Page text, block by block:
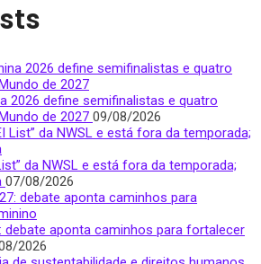
2026 define semifinalistas e quatro
de 2027 09/08/2026
da NWSL e está fora da temporada;
07/08/2026
debate aponta caminhos para fortalecer
2026